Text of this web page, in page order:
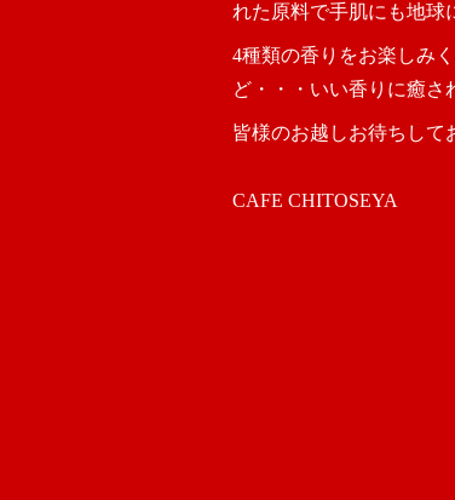
れた原料で手肌にも地球
4種類の香りをお楽しみ
ど・・・いい香りに癒さ
皆様のお越しお待ちして
CAFE CHITOSEYA